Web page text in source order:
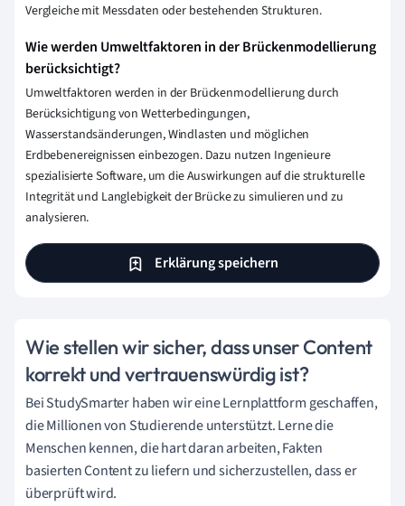
Vergleiche mit Messdaten oder bestehenden Strukturen.
Wie werden Umweltfaktoren in der Brückenmodellierung
berücksichtigt?
Umweltfaktoren werden in der Brückenmodellierung durch
Berücksichtigung von Wetterbedingungen,
Wasserstandsänderungen, Windlasten und möglichen
Erdbebenereignissen einbezogen. Dazu nutzen Ingenieure
spezialisierte Software, um die Auswirkungen auf die strukturelle
Integrität und Langlebigkeit der Brücke zu simulieren und zu
analysieren.
Erklärung speichern
Wie stellen wir sicher, dass unser Content
korrekt und vertrauenswürdig ist?
Bei StudySmarter haben wir eine Lernplattform geschaffen,
die Millionen von Studierende unterstützt. Lerne die
Menschen kennen, die hart daran arbeiten, Fakten
basierten Content zu liefern und sicherzustellen, dass er
überprüft wird.